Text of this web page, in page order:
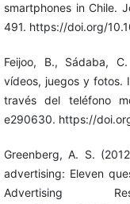
smartphones in Chile.
491. https://doi.org/
Feijoo, B., Sádaba,
vídeos, juegos y fotos.
través del teléfono
e290630. https://
Greenberg, A. S.
advertising: Eleven
Advertising